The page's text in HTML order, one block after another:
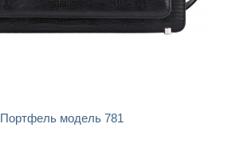
Портфель модель 781